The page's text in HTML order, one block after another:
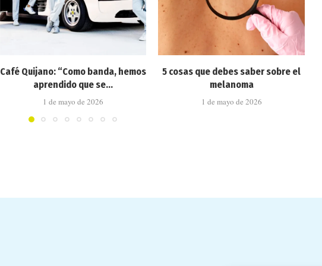
Café Quijano: “Como banda, hemos
aprendido que se...
1 de mayo de 2026
5 cosas que debes saber sobre el
melanoma
1 de mayo de 2026